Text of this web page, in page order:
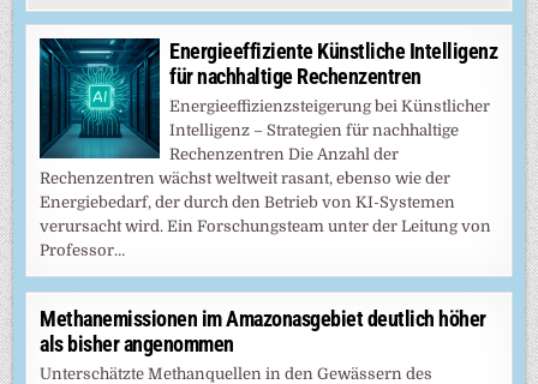
Energieeffiziente Künstliche Intelligenz
für nachhaltige Rechenzentren
Energieeffizienzsteigerung bei Künstlicher
Intelligenz – Strategien für nachhaltige
Rechenzentren Die Anzahl der
Rechenzentren wächst weltweit rasant, ebenso wie der
Energiebedarf, der durch den Betrieb von KI-Systemen
verursacht wird. Ein Forschungsteam unter der Leitung von
Professor…
Methanemissionen im Amazonasgebiet deutlich höher
als bisher angenommen
Unterschätzte Methanquellen in den Gewässern des